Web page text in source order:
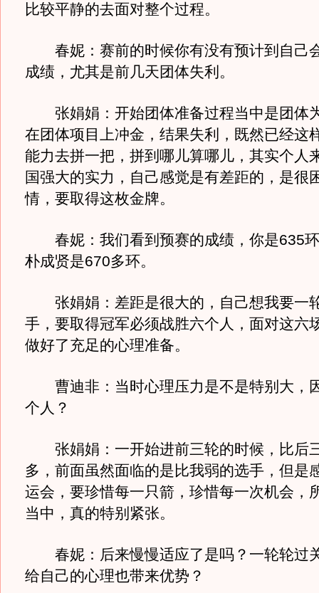
比较平静的去面对整个过程。
春妮：赛前的时候你有没有预计到自己
成绩，尤其是前几天团体失利。
张娟娟：开始团体准备过程当中是团体
在团体项目上冲金，结果失利，既然已经这
能力去拼一把，拼到哪儿算哪儿，其实个人
国强大的实力，自己感觉是有差距的，是很
情，要取得这枚金牌。
春妮：我们看到预赛的成绩，你是635环
朴成贤是670多环。
张娟娟：差距是很大的，自己想我要一
手，要取得冠军必须战胜六个人，面对这六
做好了充足的心理准备。
曹迪非：当时心理压力是不是特别大，
个人？
张娟娟：一开始进前三轮的时候，比后
多，前面虽然面临的是比我弱的选手，但是
运会，要珍惜每一只箭，珍惜每一次机会，
当中，真的特别紧张。
春妮：后来慢慢适应了是吗？一轮轮过
给自己的心理也带来优势？